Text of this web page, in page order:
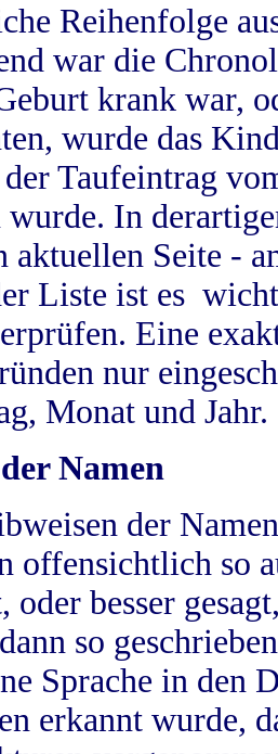
Reihenfolge
war die
krank war,
wurde das
der Taufeintrag
In
aktuellen Seite -
Liste ist es
Eine
nur
Monat und Jahr.
Namen
der
offensichtlich so
oder besser
so
Sprache in
erkannt wurde,